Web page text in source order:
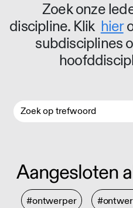
Zoek onze
discipline. Klik hier
subdisciplines
Aangesloten
#ontwerper